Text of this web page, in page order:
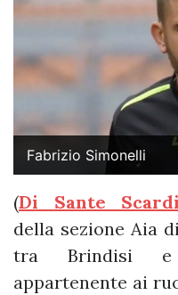
Fabrizio Simonelli
(Di Sante
della sezione Aia
tra Brindisi e
appartenente ai